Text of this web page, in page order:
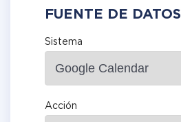
FUENTE DE DATOS
Sistema
Acción